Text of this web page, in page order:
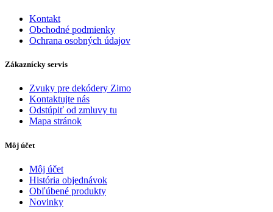
Kontakt
Obchodné podmienky
Ochrana osobných údajov
Zákaznícky servis
Zvuky pre dekódery Zimo
Kontaktujte nás
Odstúpiť od zmluvy tu
Mapa stránok
Môj účet
Môj účet
História objednávok
Obľúbené produkty
Novinky